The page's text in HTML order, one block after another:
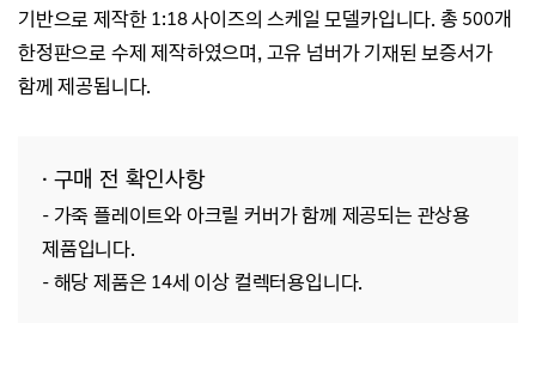
기반으로 제작한 1:18 사이즈의 스케일 모델카입니다. 총 500개
한정판으로 수제 제작하였으며, 고유 넘버가 기재된 보증서가
함께 제공됩니다.
· 구매 전 확인사항
- 가죽 플레이트와 아크릴 커버가 함께 제공되는 관상용
제품입니다.
- 해당 제품은 14세 이상 컬렉터용입니다.